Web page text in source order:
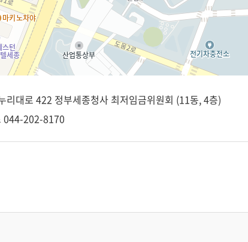
리대로 422 정부세종청사 최저임금위원회 (11동, 4층)
044-202-8170